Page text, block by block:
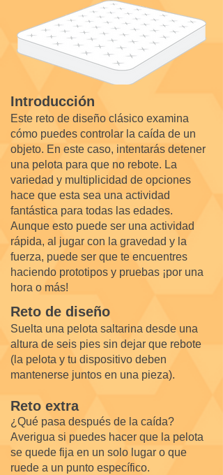
Introducción
Este reto de diseño clásico examina
cómo puedes controlar la caída de un
objeto. En este caso, intentarás detener
una pelota para que no rebote. La
variedad y multiplicidad de opciones
hace que esta sea una actividad
fantástica para todas las edades.
Aunque esto puede ser una actividad
rápida, al jugar con la gravedad y la
fuerza, puede ser que te encuentres
haciendo prototipos y pruebas ¡por una
hora o más!
Reto de diseño
Suelta una pelota saltarina desde una
altura de seis pies sin dejar que rebote
(la pelota y tu dispositivo deben
mantenerse juntos en una pieza).
Reto extra
¿Qué pasa después de la caída?
Averigua si puedes hacer que la pelota
se quede fija en un solo lugar o que
ruede a un punto específico.